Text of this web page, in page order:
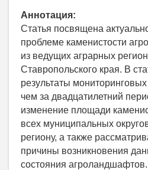
Аннотация:
Статья посвящена
проблеме каменистости
из ведущих аграрных
Ставропольского края. В
результаты
чем за двадцатилетний
изменение площади
всех муниципальных
региону, а также
причины возникновения
состояния